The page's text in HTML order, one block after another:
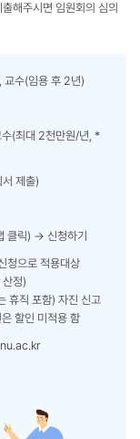
해주시면 임원회의 심의
교수(임용 후 2년)
수(최대 2천만원/년, *
제출)
클릭) → 신청하기
청으로 적용대상
정)
휴직 포함) 자진 신고
할인 미적용 함